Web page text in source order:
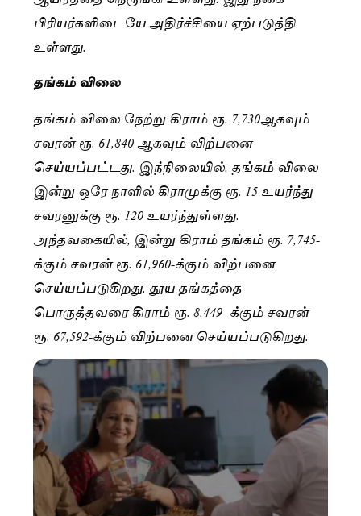
பிரியர்களிடையே அதிர்ச்சியை ஏற்படுத்தி
உள்ளது.
தங்கம் விலை
தங்கம் விலை நேற்று கிராம் ரூ. 7,730ஆகவும்
சவரன் ரூ. 61,840 ஆகவும் விற்பனை
செய்யப்பட்டது. இந்நிலையில், தங்கம் விலை
இன்று ஒரே நாளில் கிராமுக்கு ரூ. 15 உயர்ந்து
சவரனுக்கு ரூ. 120 உயர்ந்துள்ளது.
அந்தவகையில், இன்று கிராம் தங்கம் ரூ. 7,745-
க்கும் சவரன் ரூ. 61,960-க்கும் விற்பனை
செய்யப்படுகிறது. தூய தங்கத்தை
பொருத்தவரை கிராம் ரூ. 8,449- க்கும் சவரன்
ரூ. 67,592-க்கும் விற்பனை செய்யப்படுகிறது.